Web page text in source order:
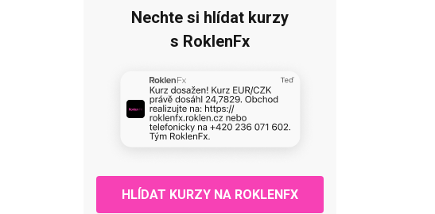
Nechte si hlídat kurzy
s RoklenFx
HLÍDAT KURZY NA ROKLENFX